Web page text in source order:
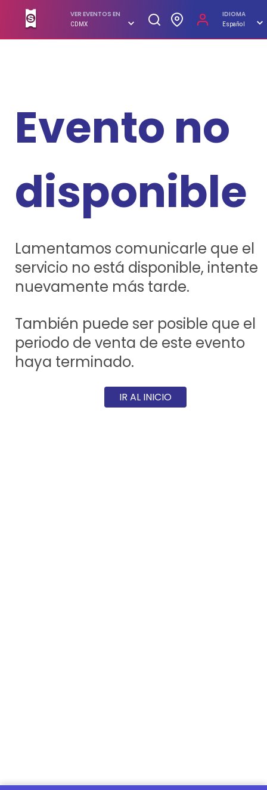
VER EVENTOS EN
CDMX
IDIOMA
Español
Evento no
disponible
Lamentamos comunicarle que el
servicio no está disponible, intente
nuevamente más tarde.
También puede ser posible que el
periodo de venta de este evento
haya terminado.
IR AL INICIO
SUPERBOLETOS. No hagas filas, compra en línea